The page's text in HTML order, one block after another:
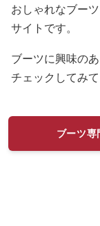
おしゃれなブー
サイトです。
ブーツに興味の
チェックしてみて
ブーツ